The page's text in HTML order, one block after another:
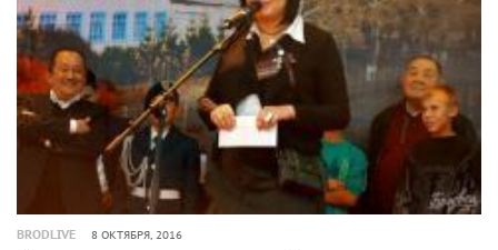
BRODLIVE 8 ОКТЯБРЯ, 2016